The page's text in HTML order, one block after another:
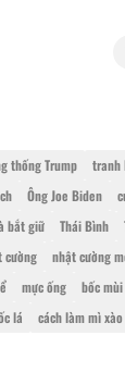
thống Trump tranh
Ông Joe Biden
bắt giữ Thái Bình
cường nhật cường
mực ống bốc mùi
lá cách làm mì xào